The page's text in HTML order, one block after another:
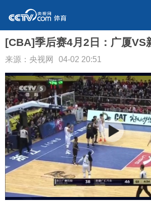
[CBA]季后赛4月2日：广厦VS
来源：央视网 04-02 20:51